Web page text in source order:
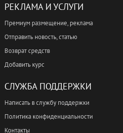
РЕКЛАМА И УСЛУГИ
Премиум размещение, реклама
Отправить новость, статью
Возврат средств
Добавить курс
СЛУЖБА ПОДДЕРЖКИ
Написать в службу поддержки
Политика конфиденциальности
Контакты